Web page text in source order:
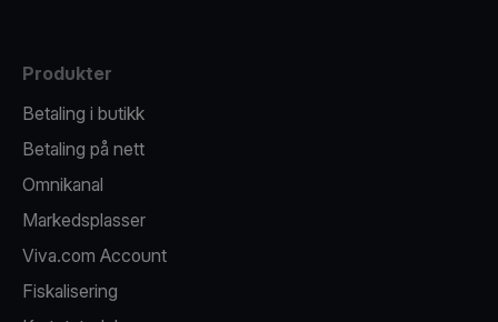
Produkter
Betaling i butikk
Betaling på nett
Omnikanal
Markedsplasser
Viva.com Account
Fiskalisering